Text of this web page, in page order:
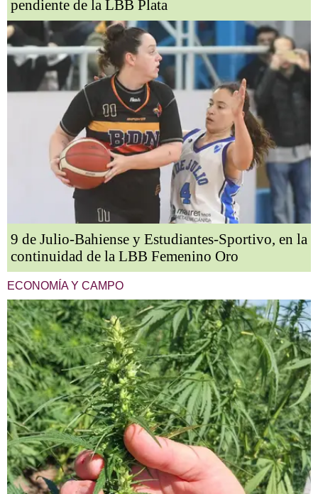
pendiente de la LBB Plata
9 de Julio-Bahiense y Estudiantes-Sportivo, en la
continuidad de la LBB Femenino Oro
ECONOMÍA Y CAMPO